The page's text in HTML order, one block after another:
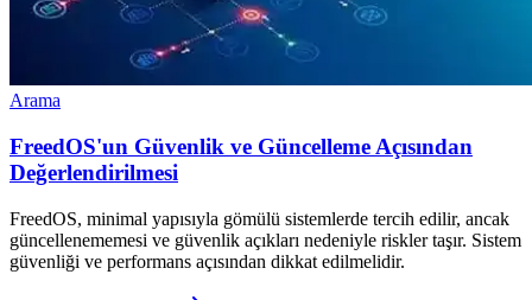
Arama
FreedOS'un Güvenlik ve Güncelleme Açısından
Değerlendirilmesi
FreedOS, minimal yapısıyla gömülü sistemlerde tercih edilir, ancak
güncellenememesi ve güvenlik açıkları nedeniyle riskler taşır. Sistem
güvenliği ve performans açısından dikkat edilmelidir.